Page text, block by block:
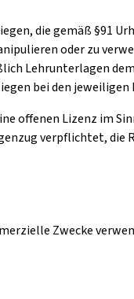
die gemäß §91
oder zu
Lehrunterlagen
bei den jeweiligen
offenen Lizenz im
verpflichtet, die
Zwecke